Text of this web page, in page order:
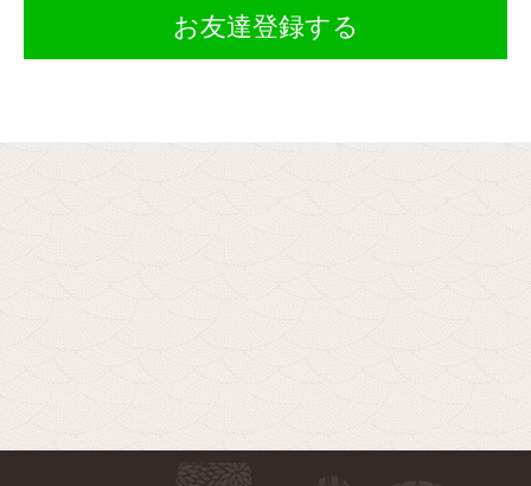
お友達登録する